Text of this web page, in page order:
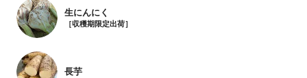
生にんにく
［収穫期限定出荷］
長芋